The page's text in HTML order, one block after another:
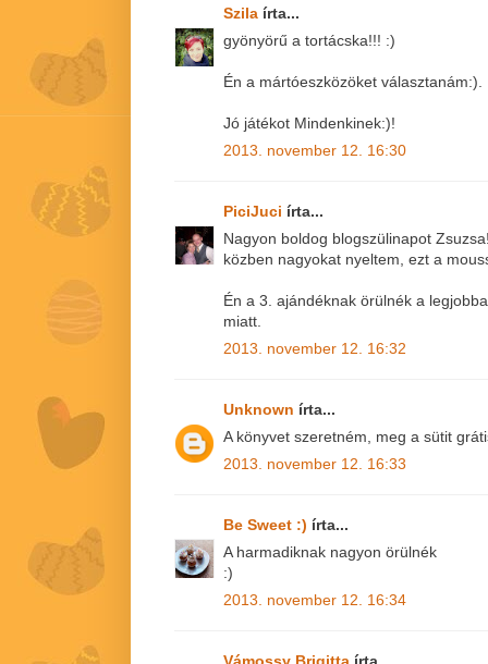
Szila írta...
gyönyörű a tortácska!!! :)
Én a mártóeszközöket választanám:).
Jó játékot Mindenkinek:)!
2013. november 12. 16:30
PiciJuci írta...
Nagyon boldog blogszülinapot
közben nagyokat nyeltem, ezt a
Én a 3. ajándéknak örülnék a
miatt.
2013. november 12. 16:32
Unknown írta...
A könyvet szeretném, meg a sütit
2013. november 12. 16:33
Be Sweet :) írta...
A harmadiknak nagyon örülnék
:)
2013. november 12. 16:34